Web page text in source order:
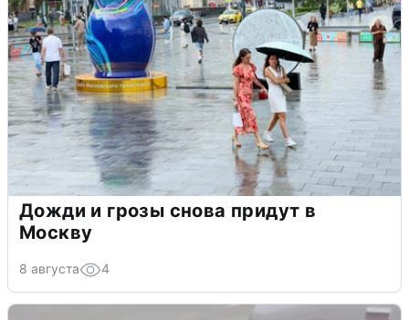
Дожди и грозы снова придут в
Москву
8 августа 4